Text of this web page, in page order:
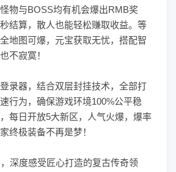
物与BOSS均有机会爆出RMB奖
结算，散人也能轻松赚取收益。等
地图可爆，元宝获取无忧，搭配智
不寂寞！
录器，结合双层封挂技术，全部打
行为，确保游戏环境100%公平稳
每日开放5大新区，人气火爆，爆率
终极装备不再是梦！
深度感受匠心打造的复古传奇领